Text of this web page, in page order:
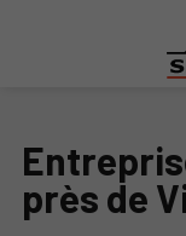
près de